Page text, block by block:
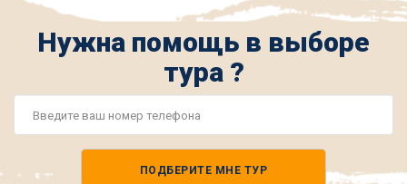
Нужна помощь в выборе
тура ?
ПОДБЕРИТЕ МНЕ ТУР